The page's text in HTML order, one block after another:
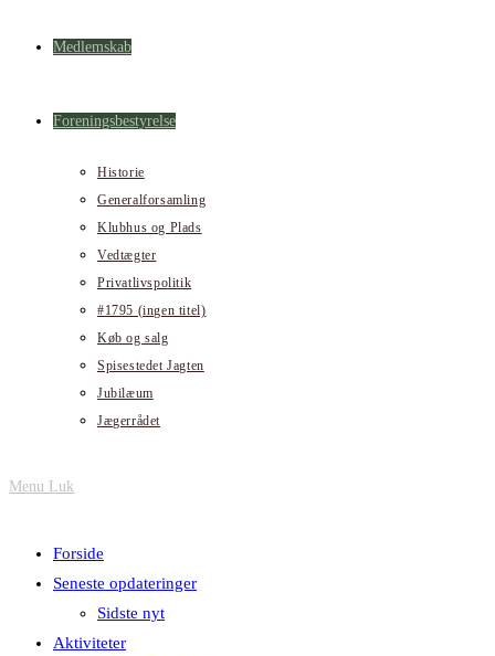
Medlemskab
Foreningsbestyrelse
Historie
Generalforsamling
Klubhus og Plads
Vedtægter
Privatlivspolitik
#1795 (ingen titel)
Køb og salg
Spisestedet Jagten
Jubilæum
Jægerrådet
Menu Luk
Forside
Seneste opdateringer
Sidste nyt
Aktiviteter